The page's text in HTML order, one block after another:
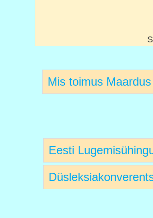
Mis toimus
Eesti